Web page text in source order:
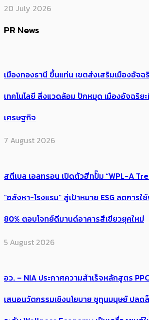
20 July 2026
PR News
เมืองทองธานี ขึ้นแท่น เขตส่งเสริมเมืองอัจฉ
เทคโนโลยี สิ่งแวดล้อม ปักหมุด เมืองอัจฉริย
เศรษฐกิจ
7 August 2026
สตีเบล เอลทรอน เปิดตัวฮีทปั๊ม “WPL-A
“อสังหา-โรงแรม” สู่เป้าหมาย ESG ลดการ
80% ตอบโจทย์ดีมานด์อาคารสีเขียวยุคใหม่
5 August 2026
อว. – NIA ประกาศความสำเร็จหลักสูตร
เสนอนวัตกรรมเชิงนโยบาย ชูทุนมนุษย์ ปลด